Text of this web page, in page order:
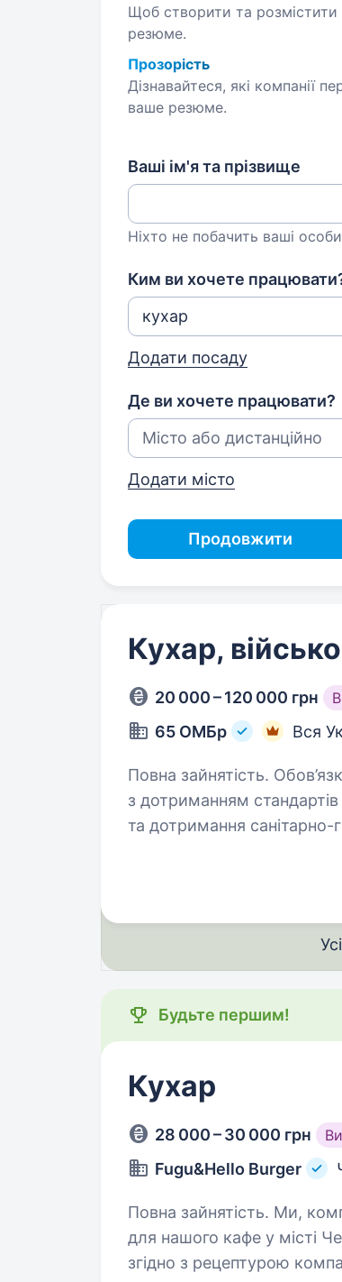
Щоб створити та
резюме.
Прозорість
Дізнавайтеся, які компанії
ваше резюме.
Ваші ім'я та прізвище
Ніхто не побачить ваші
Ким ви хочете
Додати посаду
Де ви хочете працювати?
Додати місто
Продовжити
Кухар,
20 000 – 120 000 грн
65 ОМБр Вся
Повна зайнятість. Обов’язки: приготування їжі для військовослужбовців
з дотриманням стандартів безпеки та
та дотримання санітарно-гігієнічних норм;
Будьте першим!
Кухар
28 000 – 30 000 грн
Fugu&Hello Burger
Повна зайнятість. Ми, компанія «Hello Burger», шукаємо енергійного кухаря
для нашого кафе у місті Черкаси.
згідно з рецептурою компанії; Забезпечення високої та